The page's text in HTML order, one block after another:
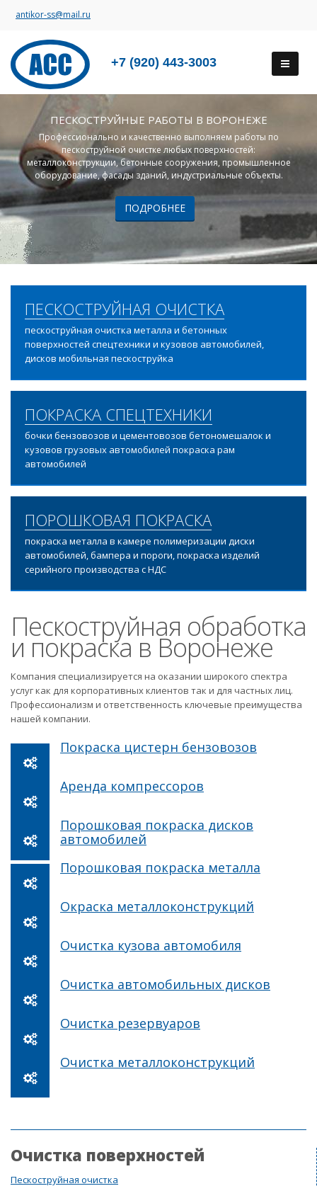
antikor-ss@mail.ru
+7 (920) 443-3003
ПЕСКОСТРУЙНЫЕ РАБОТЫ В ВОРОНЕЖЕ
Профессионально и качественно выполняем работы по
пескоструйной очистке любых поверхностей:
металлоконструкции, бетонные сооружения, промышленное
оборудование, фасады зданий, индустриальные объекты.
ПОДРОБНЕЕ
ПЕСКОСТРУЙНАЯ ОЧИСТКА
пескоструйная очистка металла и бетонных
поверхностей спецтехники и кузовов автомобилей,
дисков мобильная пескоструйка
ПОКРАСКА СПЕЦТЕХНИКИ
бочки бензовозов и цементовозов бетономешалок и
кузовов грузовых автомобилей покраска рам
автомобилей
ПОРОШКОВАЯ ПОКРАСКА
покраска металла в камере полимеризации диски
автомобилей, бампера и пороги, покраска изделий
серийного производства с НДС
Пескоструйная обработка
и покраска в Воронеже
Компания специализируется на оказании широкого спектра
услуг как для корпоративных клиентов так и для частных лиц.
Профессионализм и ответственность ключевые преимущества
нашей компании.
Покраска цистерн бензовозов
Аренда компрессоров
Порошковая покраска дисков
автомобилей
Порошковая покраска металла
Окраска металлоконструкций
Очистка кузова автомобиля
Очистка автомобильных дисков
Очистка резервуаров
Очистка металлоконструкций
Очистка поверхностей
Пескоструйная очистка